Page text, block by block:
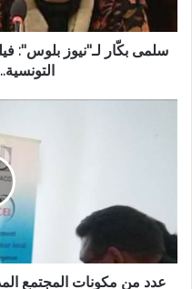
سلمى بكّار لـ"نيوز بلوس":
عدد من مكونات المجتمع